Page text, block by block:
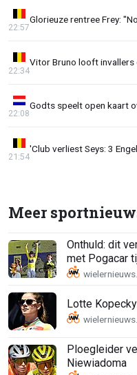
Glorieuze rentree Frey:
22:57
Vitor Bruno looft invallers
22:34
Godts speelt open kaart
22:08
'Club verliest Seys: 3
21:54
Meer
Onthuld: dit
met Pogacar
Lotte
Ploegleider
Niewiadoma